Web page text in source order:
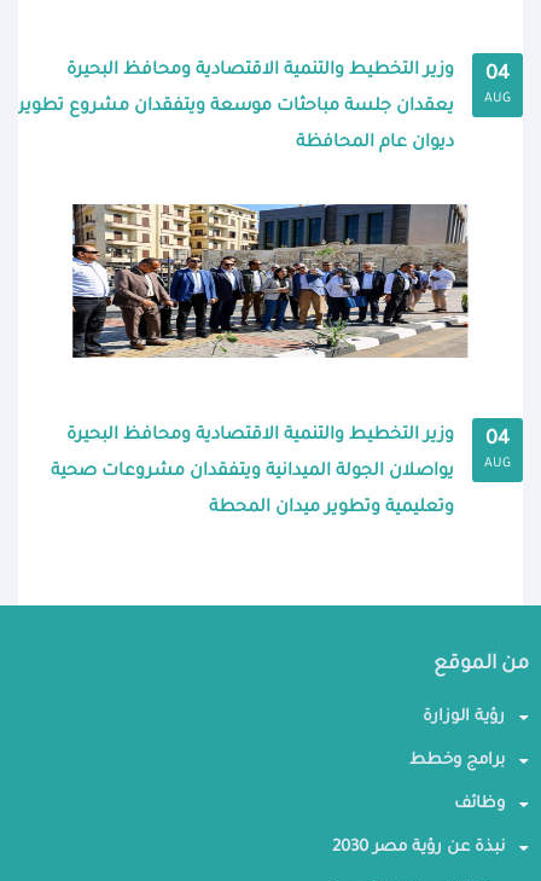
04
AUG
وزير التخطيط والتنمية الاقتصادية ومحافظ البحيرة
يعقدان جلسة مباحثات موسعة ويتفقدان مشروع تطوير
ديوان عام المحافظة
04
AUG
وزير التخطيط والتنمية الاقتصادية ومحافظ البحيرة
يواصلان الجولة الميدانية ويتفقدان مشروعات صحية
وتعليمية وتطوير ميدان المحطة
من الموقع
رؤية الوزارة
برامج وخطط
وظائف
نبذة عن رؤية مصر 2030